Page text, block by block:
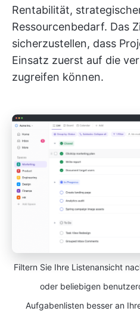
Rentabilität,
Ressourcenbedarf. Das
sicherzustellen, dass
Einsatz zuerst auf die
zugreifen können.
Filtern Sie Ihre Listenansicht
oder beliebigen
Aufgabenlisten besser an